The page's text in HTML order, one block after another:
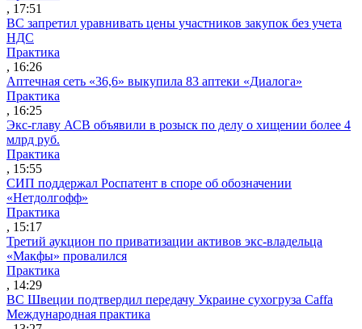
, 17:51
ВС запретил уравнивать цены участников закупок без учета
НДС
Практика
, 16:26
Аптечная сеть «36,6» выкупила 83 аптеки «Диалога»
Практика
, 16:25
Экс-главу АСВ объявили в розыск по делу о хищении более 4
млрд руб.
Практика
, 15:55
СИП поддержал Роспатент в споре об обозначении
«Нетдолгофф»
Практика
, 15:17
Третий аукцион по приватизации активов экс-владельца
«Макфы» провалился
Практика
, 14:29
ВС Швеции подтвердил передачу Украине сухогруза Caffa
Международная практика